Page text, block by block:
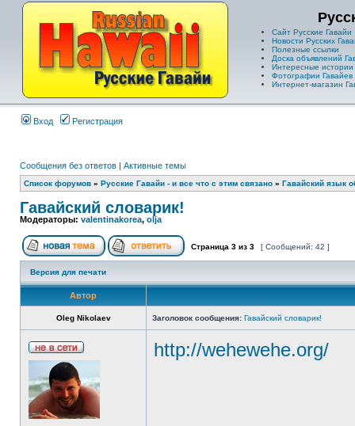
Сайт Русские Гавайи
Новости Русских
Полезные ссылки
Доска объявлений
Интересные истории
Фотографии Гавайев
Интернет-магазин
Вход Регистрация
Сообщения без ответов | Активные темы
Список форумов » Русские Гавайи - и все что с этим связано » Гавайский язык
Гавайский словарик!
Модераторы: valentinakorea, olja
Страница 3 из 3 [ Сообщений: 42 ]
Версия для печати
Автор
Oleg Nikolaev Заголовок сообщения: Гавайский словарик!
http://wehewehe.org/